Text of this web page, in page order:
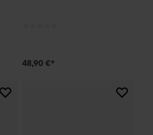
48,90 €*
Warenkorb
Videos
Maps